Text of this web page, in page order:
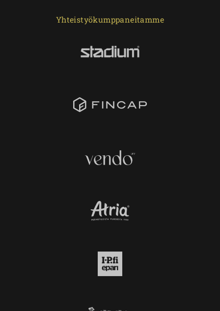
Yhteistyökumppaneitamme